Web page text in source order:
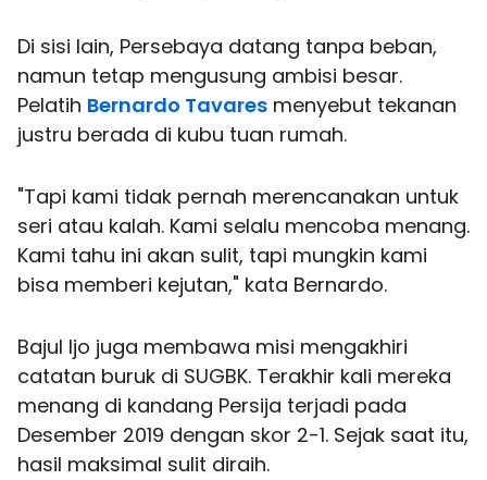
Di sisi lain, Persebaya datang tanpa beban,
namun tetap mengusung ambisi besar.
Pelatih Bernardo Tavares menyebut tekanan
justru berada di kubu tuan rumah.
"Tapi kami tidak pernah merencanakan untuk
seri atau kalah. Kami selalu mencoba menang.
Kami tahu ini akan sulit, tapi mungkin kami
bisa memberi kejutan," kata Bernardo.
Bajul Ijo juga membawa misi mengakhiri
catatan buruk di SUGBK. Terakhir kali mereka
menang di kandang Persija terjadi pada
Desember 2019 dengan skor 2-1. Sejak saat itu,
hasil maksimal sulit diraih.